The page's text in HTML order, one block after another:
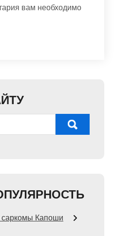
вам необходимо
саркомы Капоши